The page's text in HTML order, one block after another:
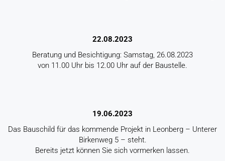
22.08.2023
Beratung und Besichtigung: Samstag, 26.08.2023
von 11.00 Uhr bis 12.00 Uhr auf der Baustelle.
19.06.2023
Das Bauschild für das kommende Projekt in Leonberg – Unterer
Birkenweg 5 – steht.
Bereits jetzt können Sie sich vormerken lassen.